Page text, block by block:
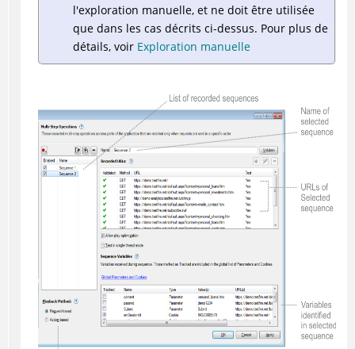
l'exploration manuelle, et ne doit être utilisée
que dans les cas décrits ci-dessus. Pour plus de
détails, voir Exploration manuelle